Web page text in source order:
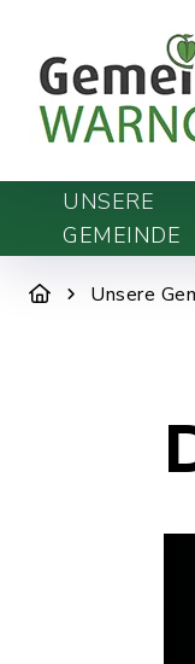
UNSERE
GEMEINDE
Unsere